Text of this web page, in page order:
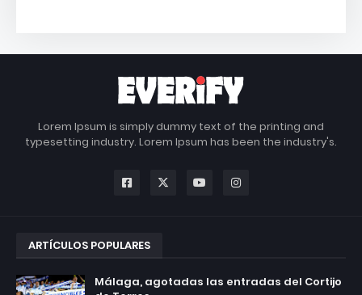
Lorem Ipsum is simply dummy text of the printing and
typesetting industry. Lorem Ipsum has been the industry's.
ARTÍCULOS POPULARES
Málaga, agotadas las entradas del Cortijo